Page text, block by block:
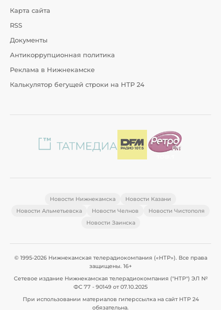
Карта сайта
RSS
Документы
Антикоррупционная политика
Реклама в Нижнекамске
Калькулятор бегущей строки на НТР 24
Новости Нижнекамска
Новости Казани
Новости Альметьевска
Новости Челнов
Новости Чистополя
Новости Заинска
© 1995-2026 Нижнекамская телерадиокомпания («НТР»). Все права
защищены. 16+
Сетевое издание Нижнекамская телерадиокомпания ("НТР") ЭЛ №
ФС 77 - 90149 от 07.10.2025
При использовании материалов гиперссылка на сайт НТР 24
обязательна.